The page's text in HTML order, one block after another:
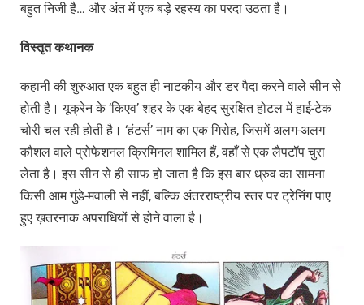
बहुत निजी है… और अंत में एक बड़े रहस्य का परदा उठता है।
विस्तृत कथानक
कहानी की शुरुआत एक बहुत ही नाटकीय और डर पैदा करने वाले सीन से
होती है। यूक्रेन के ‘किएव’ शहर के एक बेहद सुरक्षित होटल में हाई-टेक
चोरी चल रही होती है। ‘हंटर्स’ नाम का एक गिरोह, जिसमें अलग-अलग
कौशल वाले प्रोफेशनल क्रिमिनल शामिल हैं, वहाँ से एक लैपटॉप चुरा
लेता है। इस सीन से ही साफ हो जाता है कि इस बार ध्रुव का सामना
किसी आम गुंडे-मवाली से नहीं, बल्कि अंतरराष्ट्रीय स्तर पर ट्रेनिंग पाए
हुए ख़तरनाक अपराधियों से होने वाला है।